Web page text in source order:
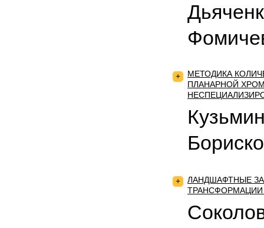
+
МЕТОДИКА
ПЛАНАРНОЙ
+
ЛАНДШАФТНЫЕ